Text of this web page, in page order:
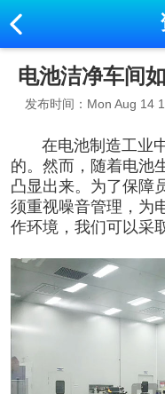
电池洁净车间
发布时间：Mon Aug 14
在电池制造工业中
的。然而，随着电池
凸显出来。为了保障
须重视噪音管理，为
作环境，我们可以采